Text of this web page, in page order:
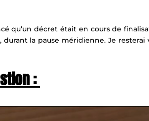
qu’un décret était en cours de
la pause méridienne. Je resterai
: